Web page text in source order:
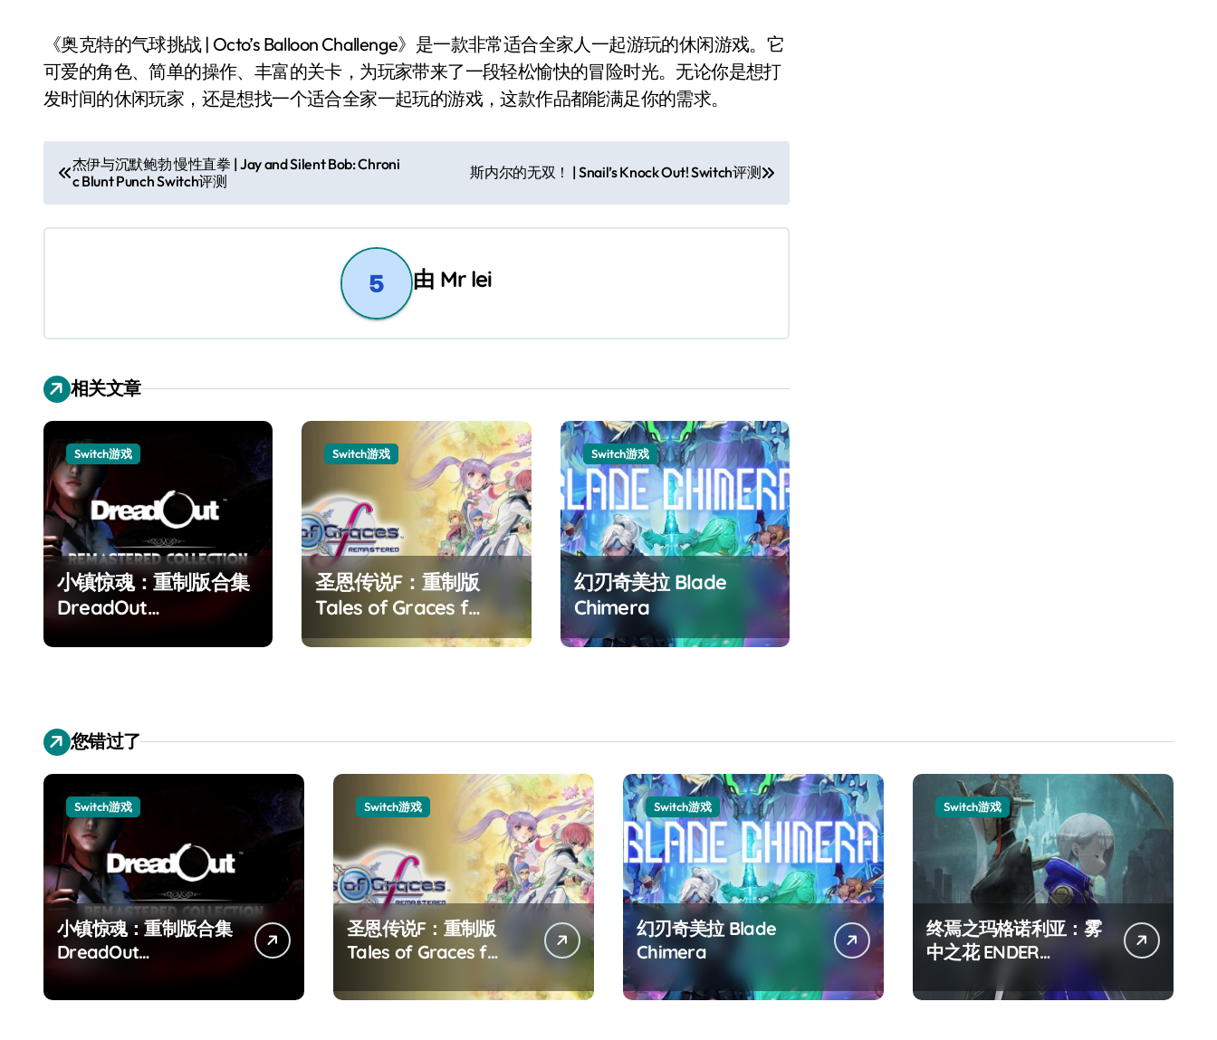
《奥克特的气球挑战 | Octo’s Balloon Challenge》是一款非常适合全家人一起游玩的休闲游戏。它
可爱的角色、简单的操作、丰富的关卡，为玩家带来了一段轻松愉快的冒险时光。无论你是想打
发时间的休闲玩家，还是想找一个适合全家一起玩的游戏，这款作品都能满足你的需求。
文
章
导
杰伊与沉默鲍勃 慢性直拳 | Jay and Silent Bob: Chroni
c Blunt Punch Switch评测
斯内尔的无双！ | Snail’s Knock Out! Switch评测
由 Mr lei
相关文章
Switch游戏
小镇惊魂：重制版合集
DreadOut
Remastered
Switch游戏
圣恩传说F：重制版
Tales of Graces f
Remastered
Switch游戏
幻刃奇美拉 Blade
Chimera
您错过了
Switch游戏
小镇惊魂：重制版合集
DreadOut
Remastered
Collection
Switch游戏
圣恩传说F：重制版
Tales of Graces f
Switch游戏
幻刃奇美拉 Blade
Chimera
Switch游戏
终焉之玛格诺利亚：雾
中之花 ENDER
the mist